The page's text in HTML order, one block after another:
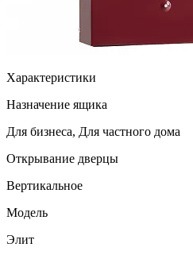
Характеристики
Назначение ящика
Для бизнеса, Для частного дома
Открывание дверцы
Вертикальное
Модель
Элит